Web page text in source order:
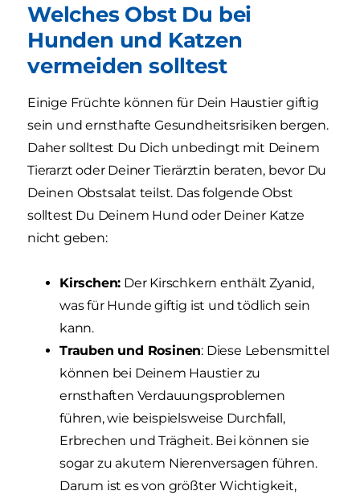
Welches Obst Du bei
Hunden und Katzen
vermeiden solltest
Einige Früchte können für Dein Haustier giftig
sein und ernsthafte Gesundheitsrisiken bergen.
Daher solltest Du Dich unbedingt mit Deinem
Tierarzt oder Deiner Tierärztin beraten, bevor Du
Deinen Obstsalat teilst. Das folgende Obst
solltest Du Deinem Hund oder Deiner Katze
nicht geben:
Kirschen: Der Kirschkern enthält Zyanid,
was für Hunde giftig ist und tödlich sein
kann.
Trauben und Rosinen: Diese Lebensmittel
können bei Deinem Haustier zu
ernsthaften Verdauungsproblemen
führen, wie beispielsweise Durchfall,
Erbrechen und Trägheit. Bei können sie
sogar zu akutem Nierenversagen führen.
Darum ist es von größter Wichtigkeit,